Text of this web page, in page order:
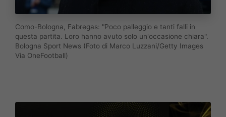
Como-Bologna, Fabregas: "Poco palleggio e tanti falli in
questa partita. Loro hanno avuto solo un'occasione chiara".
Bologna Sport News (Foto di Marco Luzzani/Getty Images
Via OneFootball)